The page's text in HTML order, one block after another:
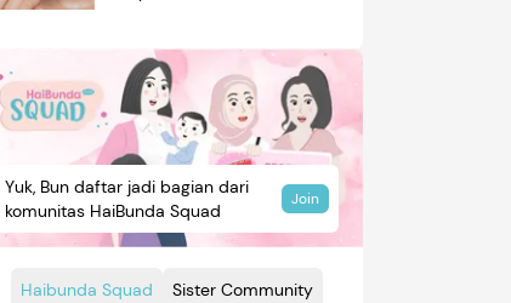
Haibunda Squad Sister Community
Yuk, Bun daftar jadi bagian dari
komunitas HaiBunda Squad
Join